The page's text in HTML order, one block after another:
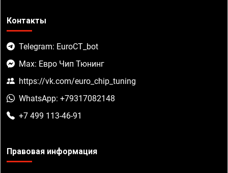
Контакты
Telegram: EuroCT_bot
Max: Евро Чип Тюнинг
https://vk.com/euro_chip_tuning
WhatsApp: +79317082148
+7 499 113-46-91
Правовая информация